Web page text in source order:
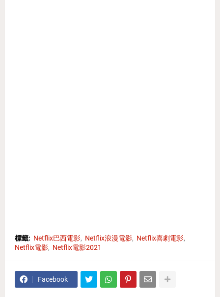
標籤: Netflix巴西電影 Netflix浪漫電影
Netflix喜劇電影
Netflix電影
Netflix電影2021
Facebook